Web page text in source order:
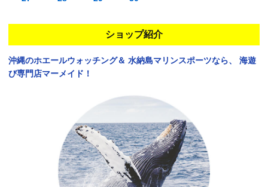
ショップ紹介
沖縄のホエールウォッチング＆ 水納島マリンスポーツなら、
海遊
び専門店マーメイド！